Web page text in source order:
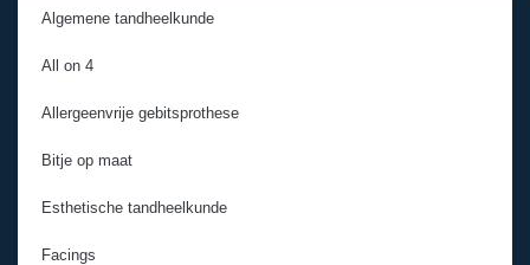
Algemene tandheelkunde
All on 4
Allergeenvrije gebitsprothese
Bitje op maat
Esthetische tandheelkunde
Facings